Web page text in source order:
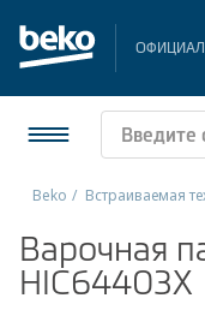
Стиральные
Beko Встраиваемая
Варочная
HIC64403X